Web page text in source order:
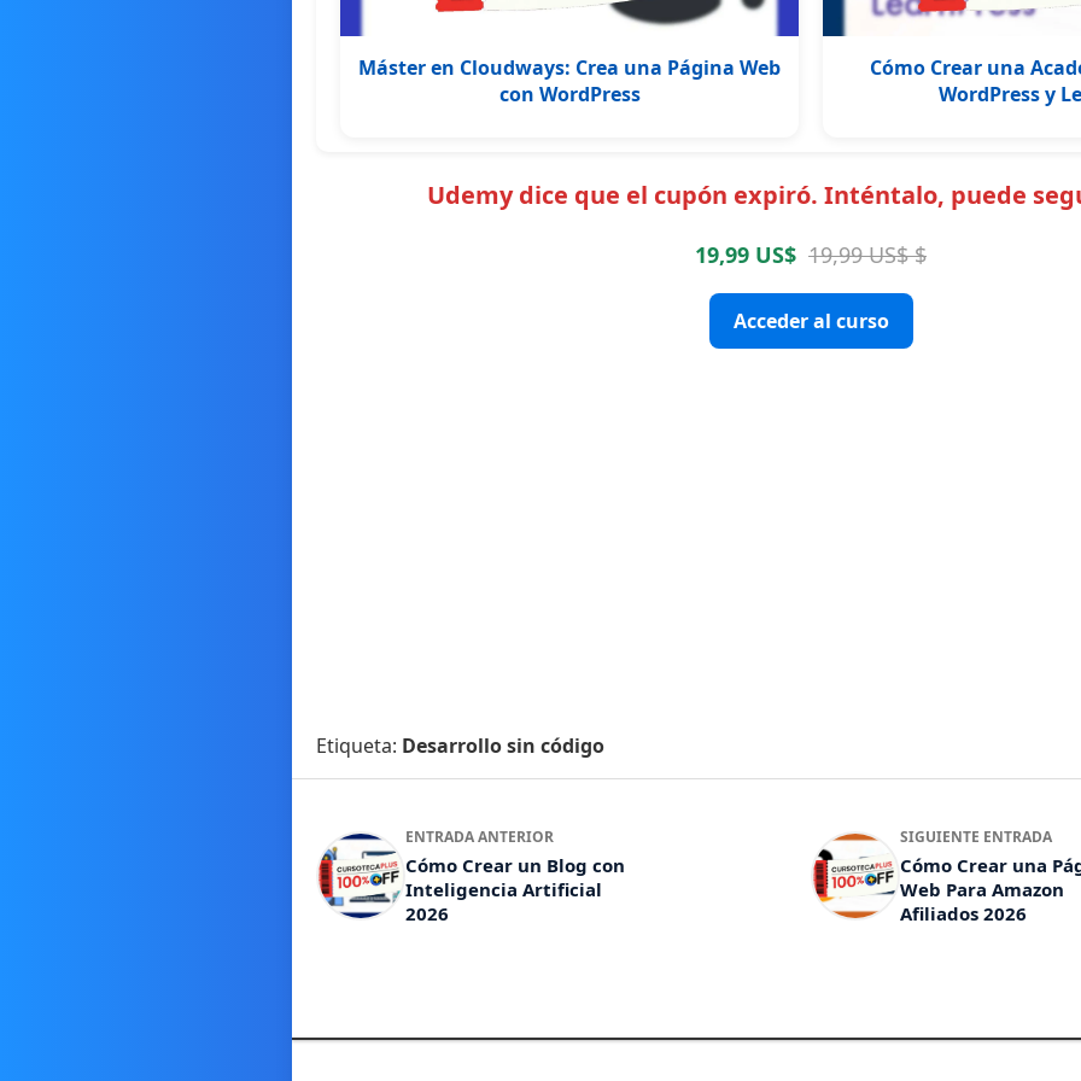
Máster en Cloudways: Crea una Página Web
con WordPress
Cómo Crear una
WordPress y
Udemy dice que el cupón expiró. Inténtalo, puede
19,99 US$ 19,99 US$ $
Acceder al curso
Etiqueta: Desarrollo sin código
ENTRADA ANTERIOR
Cómo Crear un Blog con
Inteligencia Artificial
2026
SIGUIENTE ENTRADA
Cómo Crear una
Web Para Amazon
Afiliados 2026